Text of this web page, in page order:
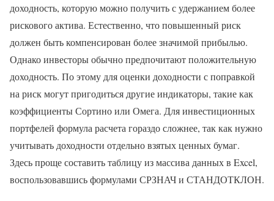
доходность, которую можно получить с удержанием более
рискового актива. Естественно, что повышенный риск
должен быть компенсирован более значимой прибылью.
Однако инвесторы обычно предпочитают положительную
доходность. По этому для оценки доходности с поправкой
на риск могут пригодиться другие индикаторы, такие как
коэффициенты Сортино или Омега. Для инвестиционных
портфелей формула расчета гораздо сложнее, так как нужно
учитывать доходности отдельно взятых ценных бумаг.
Здесь проще составить таблицу из массива данных в Excel,
воспользовавшись формулами СРЗНАЧ и СТАНДОТКЛОН.